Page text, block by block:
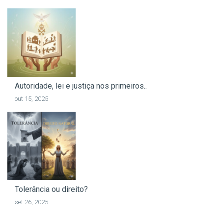
Autoridade, lei e justiça nos primeiros..
out 15, 2025
Tolerância ou direito?
set 26, 2025